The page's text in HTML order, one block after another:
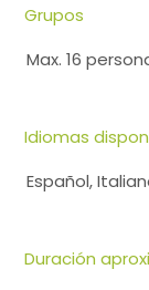
Grupos
Max. 16
Idiomas
Español,
Duración